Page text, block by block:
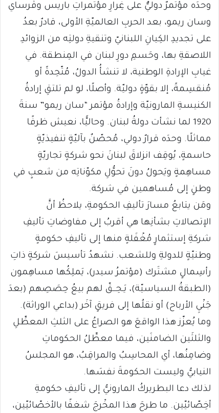
وحدَه مؤتمرٌ دوليٌّ على غِرارِ مؤتمراتِ باريس وڤرساي
وسان ريمو، بعد الحربِ العالميّةِ الأولى، قادرٌ بعدُ
على تجديدِ الكِيانِ اللبنانيّ وتنقيةِ دولتِه من الزوائدِ
اللاصقةِ بها، وحَسمِ دورِ لبنان في المِنطقة. في
غيابِ الإرادةِ الوطنية، لا تنشأُ الدولُ، مُتّحِدةً أو
مُنقسِمةً، إلا بقوّةٍ دوليّة. وأصلًا، لو لم تلتقِ إرادةُ
الكنيسةِ المارونيّة وإرادةُ مؤتمر “سان ريمو” سنةَ
1920 لما نشأت دولةُ لبنان. وحاليًّا، نعيش ظرفًا
مماثلًا. وحدَه قرارٌ دولي، مُحصّنٌ بآليّةٍ تنفيذيّةٍ
حاسمةٍ، يُوقِف انزلاقَ لبنانَ نحو شركةٍ تجاريّةٍ
مساهِمةٍ ويَحولُ دونَ تحوُّلِ مكوّناتِه من شعبٍ في
وطنٍ إلى مُساهمين في شركة.
ومَن يتابعُ مسارَ تأليفِ الحكومةِ، يلاحظُ أنَّ
الإتصالاتِ بشأنِها هي أقربُ إلى مفاوضاتِ تأليفِ
شركةِ إستثمارٍ مُغْفَلةٍ منها إلى تأليفِ حكومةٍ
وطنيّةٍ للدولةِ وللشعب. نشهدُ تأسيسَ شركةٍ ذاتِ
رأسِمالٍ مشتَرك (مؤتمرُ سيدر)، يَملِكُها مساهِمون
(الطبقةُ السياسيّة)، يَـحِــقّ لهم بيعُ حِصَصِهم (بعدَ
جَنْيِ الأرباح) أو نقلُها إلى فريقٍ آخَر (بداعي الوراثة).
وما يُعزّز هذا الواقعَ هو الصراعُ على الثلثِ المعطِّلِ
والثلثَين الضامنَين، فيما معطِّلُ الحكوماتِ
وضامِنُها، أي المحاسِبُ والمراقِبُ، هو المجلسُ
النيابيُّ وليست الحكومةَ نفسَها.
لذلك دعا البطريركُ المارونيُّ إلى تأليفِ حكومةِ
أخِصّائيّين. ما طرحَ هذا المخْرجَ شغفًا بالأخصّائيّين،